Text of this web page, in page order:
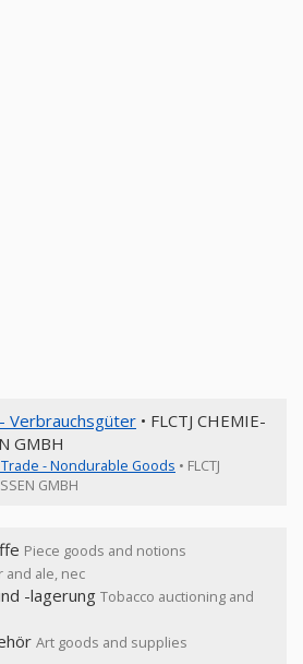
Verbrauchsgüter • FLCTJ CHEMIE-
GMBH
- Nondurable Goods • FLCTJ
GMBH
Piece goods and notions
and ale, nec
-lagerung Tobacco auctioning and
Art goods and supplies